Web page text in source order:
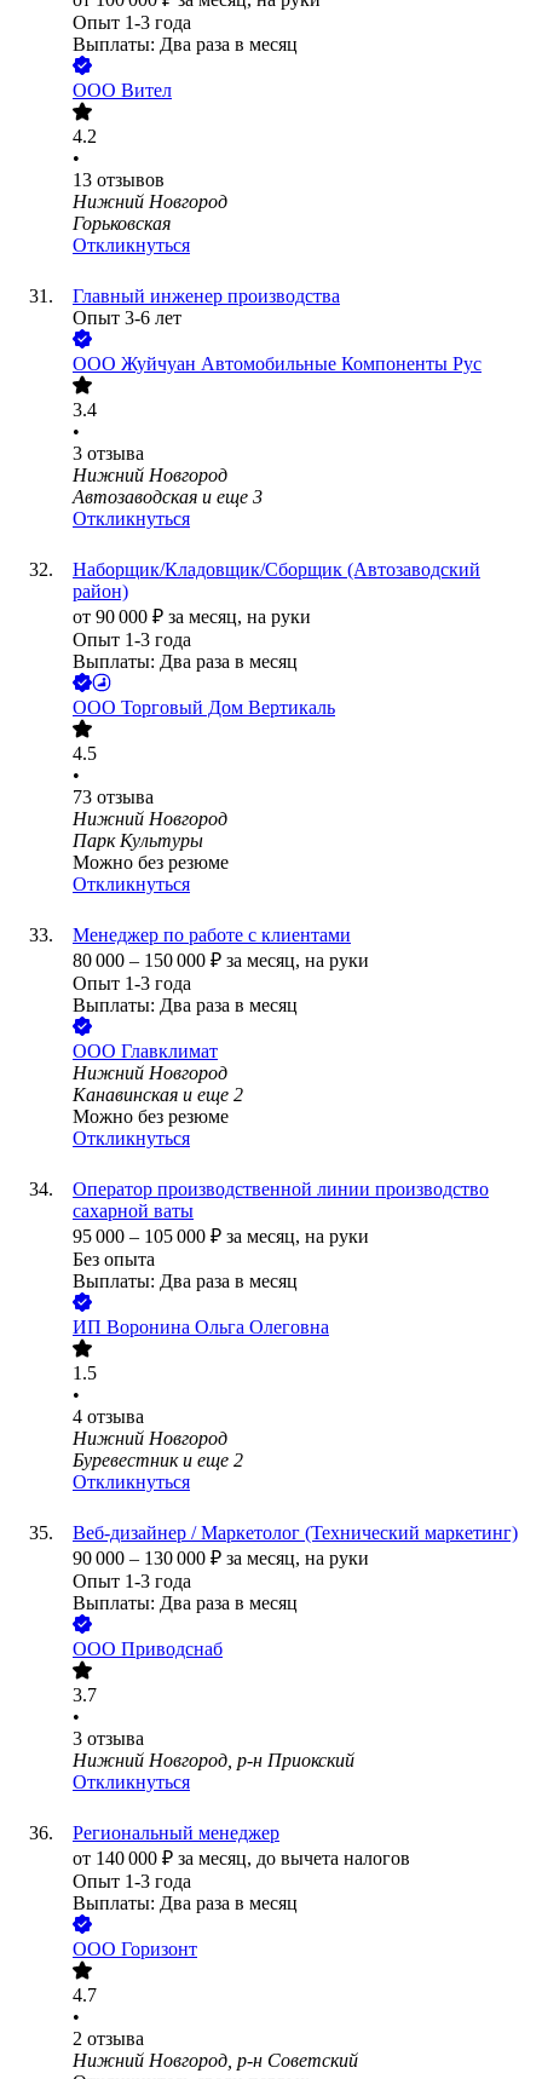
Опыт 1-3 года
Выплаты: Два раза в месяц
ООО Вител
4.2
•
13 отзывов
Нижний Новгород
Горьковская
Откликнуться
Главный инженер производства
Опыт 3-6 лет
ООО Жуйчуан Автомобильные Компоненты Рус
3.4
•
3 отзыва
Нижний Новгород
Автозаводская и еще 3
Откликнуться
Наборщик/Кладовщик/Сборщик (Автозаводский
район)
от 90 000 ₽ за месяц, на руки
Опыт 1-3 года
Выплаты: Два раза в месяц
ООО Торговый Дом Вертикаль
4.5
•
73 отзыва
Нижний Новгород
Парк Культуры
Можно без резюме
Откликнуться
Менеджер по работе с клиентами
80 000 – 150 000 ₽ за месяц, на руки
Опыт 1-3 года
Выплаты: Два раза в месяц
ООО Главклимат
Нижний Новгород
Канавинская и еще 2
Можно без резюме
Откликнуться
Оператор производственной линии производство
сахарной ваты
95 000 – 105 000 ₽ за месяц, на руки
Без опыта
Выплаты: Два раза в месяц
ИП Воронина Ольга Олеговна
1.5
•
4 отзыва
Нижний Новгород
Буревестник и еще 2
Откликнуться
Веб-дизайнер / Маркетолог (Технический маркетинг)
90 000 – 130 000 ₽ за месяц, на руки
Опыт 1-3 года
Выплаты: Два раза в месяц
ООО Приводснаб
3.7
•
3 отзыва
Нижний Новгород, р-н Приокский
Откликнуться
Региональный менеджер
от 140 000 ₽ за месяц, до вычета налогов
Опыт 1-3 года
Выплаты: Два раза в месяц
ООО Горизонт
4.7
•
2 отзыва
Нижний Новгород, р-н Советский